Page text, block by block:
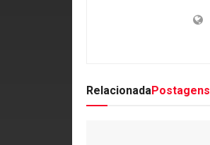
RelacionadaPostagens